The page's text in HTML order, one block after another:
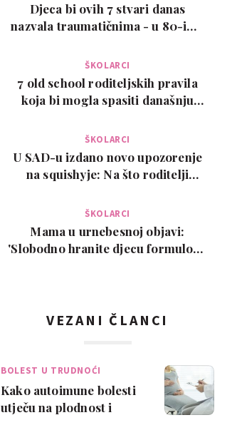
Djeca bi ovih 7 stvari danas
nazvala traumatičnima - u 80-ima
ŠKOLARCI
7 old school roditeljskih pravila
koja bi mogla spasiti današnju
ŠKOLARCI
U SAD-u izdano novo upozorenje
na squishyje: Na što roditelji
ŠKOLARCI
Mama u urnebesnoj objavi:
'Slobodno hranite djecu formulom.
VEZANI ČLANCI
BOLEST U TRUDNOĆI
Kako autoimune bolesti
utječu na plodnost i